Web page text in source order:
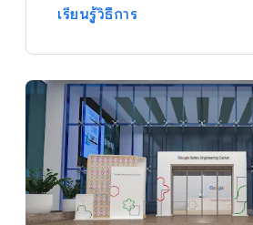
เรียนรู้วิธีการ